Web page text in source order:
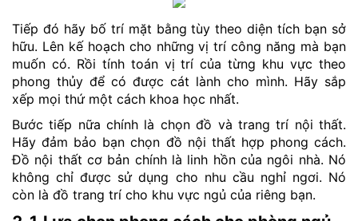
Tiếp đó hãy bố trí mặt bằng tùy theo diện tích bạn sở
hữu. Lên kế hoạch cho những vị trí công năng mà bạn
muốn có. Rồi tính toán vị trí của từng khu vực theo
phong thủy để có được cát lành cho mình. Hãy sắp
xếp mọi thứ một cách khoa học nhất.
Bước tiếp nữa chính là chọn đồ và trang trí nội thất.
Hãy đảm bảo bạn chọn đồ nội thất hợp phong cách.
Đồ nội thất cơ bản chính là linh hồn của ngôi nhà. Nó
không chỉ được sử dụng cho nhu cầu nghỉ ngơi. Nó
còn là đồ trang trí cho khu vực ngủ của riêng bạn.